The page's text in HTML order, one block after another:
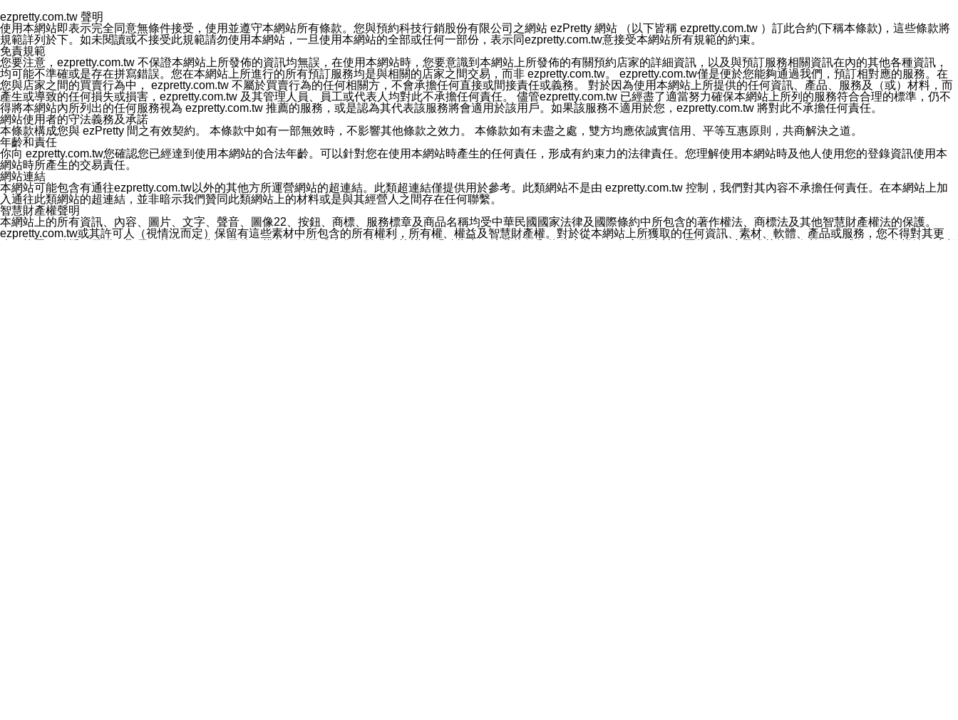
您同意本公司網站，透過您所提供的郵件地址與您取得聯絡並傳送或宣傳本網站各項服務之資料或電子郵件供您參考。您能依照該資料或電子郵件所指示之方法、說明或功能連結，隨時
停止接收這些資料或電子郵件。
十五、訊息通知
本公司/本服務將以通知型訊息傳送重要訊息給您。即使未加入本公司/本服務好友，您仍可接收到通知型訊息。
本公司/本服務傳送之通知型訊息以對您有效且重要的訊息為限，以廣告或其他目的的訊息皆不會被傳送。滿足以下三個條件者，將可收到通知型訊息。
1.LINE 帳號設定的電話號碼與本公司/本服務所傳來的電話號碼比對相符。
2.該 LINE 帳號已在 LINE APP 設定中，同意接收通知型訊息。
3.LINE 帳號未封鎖傳送訊息之 LINE 官方帳號。
欲變更通知型訊息的設定，操作如下：
1.點選「主頁」＞「設定」
2.點選「隱私設定」
3.點選「提供使用資料」
4.點選「LINE通知型訊息」
5.開關「接收LINE通知型訊息」
❗️關閉「接收通知型訊息」後，將不會接收到來自任何企業官方帳號或認證官方帳號的通知型訊息。
ezpretty.com.tw 聲明
使用本網站即表示完全同意無條件接受，使用並遵守本網站所有條款。您與預約科技行銷股份有限公司之網站 ezPretty 網站 （以下皆稱 ezpretty.com.tw ）訂此合約(下稱本條款)，這些條款將
規範詳列於下。如未閱讀或不接受此規範請勿使用本網站，一旦使用本網站的全部或任何一部份，表示同ezpretty.com.tw意接受本網站所有規範的約束。
免責規範
您要注意，ezpretty.com.tw 不保證本網站上所發佈的資訊均無誤，在使用本網站時，您要意識到本網站上所發佈的有關預約店家的詳細資訊，以及與預訂服務相關資訊在內的其他各種資訊，
均可能不準確或是存在拼寫錯誤。您在本網站上所進行的所有預訂服務均是與相關的店家之間交易，而非 ezpretty.com.tw。 ezpretty.com.tw僅是便於您能夠通過我們，預訂相對應的服務。在
您與店家之間的買賣行為中， ezpretty.com.tw 不屬於買賣行為的任何相關方，不會承擔任何直接或間接責任或義務。 對於因為使用本網站上所提供的任何資訊、產品、服務及（或）材料，而
產生或導致的任何損失或損害，ezpretty.com.tw 及其管理人員、員工或代表人均對此不承擔任何責任。 儘管ezpretty.com.tw 已經盡了適當努力確保本網站上所列的服務符合合理的標準，仍不
得將本網站內所列出的任何服務視為 ezpretty.com.tw 推薦的服務，或是認為其代表該服務將會適用於該用戶。如果該服務不適用於您，ezpretty.com.tw 將對此不承擔任何責任。
網站使用者的守法義務及承諾
本條款構成您與 ezPretty 間之有效契約。 本條款中如有一部無效時，不影響其他條款之效力。 本條款如有未盡之處，雙方均應依誠實信用、平等互惠原則，共商解決之道。
年齡和責任
你向 ezpretty.com.tw您確認您已經達到使用本網站的合法年齡。可以針對您在使用本網站時產生的任何責任，形成有約束力的法律責任。您理解使用本網站時及他人使用您的登錄資訊使用本
網站時所產生的交易責任。
網站連結
本網站可能包含有通往ezpretty.com.tw以外的其他方所運營網站的超連結。此類超連結僅提供用於參考。此類網站不是由 ezpretty.com.tw 控制，我們對其內容不承擔任何責任。在本網站上加
入通往此類網站的超連結，並非暗示我們贊同此類網站上的材料或是與其經營人之間存在任何聯繫。
智慧財產權聲明
本網站上的所有資訊、內容、圖片、文字、聲音、圖像22、按鈕、商標、服務標章及商品名稱均受中華民國國家法律及國際條約中所包含的著作權法、商標法及其他智慧財產權法的保護。
ezpretty.com.tw或其許可人（視情況而定）保留有這些素材中所包含的所有權利，所有權、權益及智慧財產權。對於從本網站上所獲取的任何資訊、素材、軟體、產品或服務，您不得對其更